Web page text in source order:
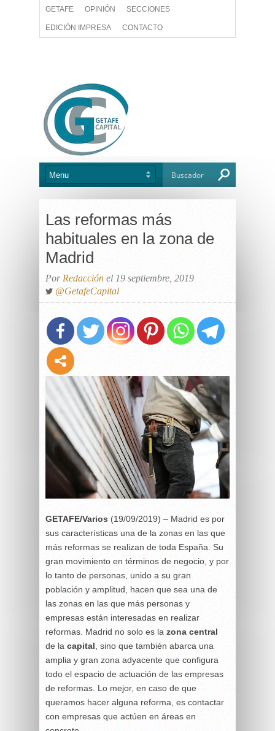
GETAFE OPINIÓN SECCIONES
EDICIÓN IMPRESA CONTACTO
Las reformas más
habituales en la zona de
Madrid
Por Redacción el 19 septiembre, 2019
@GetafeCapital
GETAFE/Varios (19/09/2019) – Madrid es por
sus características una de la zonas en las que
más reformas se realizan de toda España. Su
gran movimiento en términos de negocio, y por
lo tanto de personas, unido a su gran
población y amplitud, hacen que sea una de
las zonas en las que más personas y
empresas están interesadas en realizar
reformas. Madrid no solo es la zona central
de la capital , sino que también abarca una
amplia y gran zona adyacente que configura
todo el espacio de actuación de las empresas
de reformas. Lo mejor, en caso de que
queramos hacer alguna reforma, es contactar
con empresas que actúen en áreas en